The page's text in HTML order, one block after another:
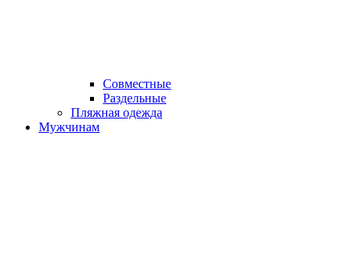
Совместные
Раздельные
Пляжная одежда
Мужчинам